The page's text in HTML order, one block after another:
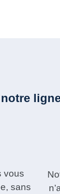
vous
sans